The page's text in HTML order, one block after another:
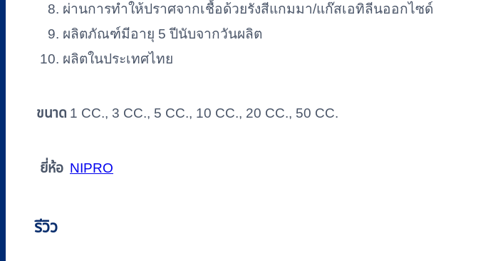
ผ่านการทำให้ปราศจากเชื้อด้วยรังสีแกมมา/แก๊สเอทิลีนออกไซด์
ผลิตภัณฑ์มีอายุ 5 ปีนับจากวันผลิต
ผลิตในประเทศไทย
ขนาด 1 CC., 3 CC., 5 CC., 10 CC., 20 CC., 50 CC.
ยี่ห้อ NIPRO
รีวิว